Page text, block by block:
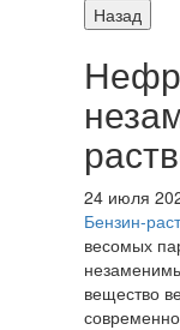
Назад
24 июля
Бензин-
весомых
вещество